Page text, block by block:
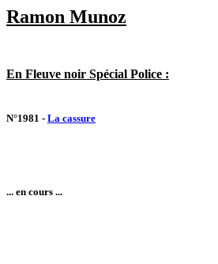
Ramon Munoz
En Fleuve noir Spécial Police :
N°1981 - La cassure
... en cours ...